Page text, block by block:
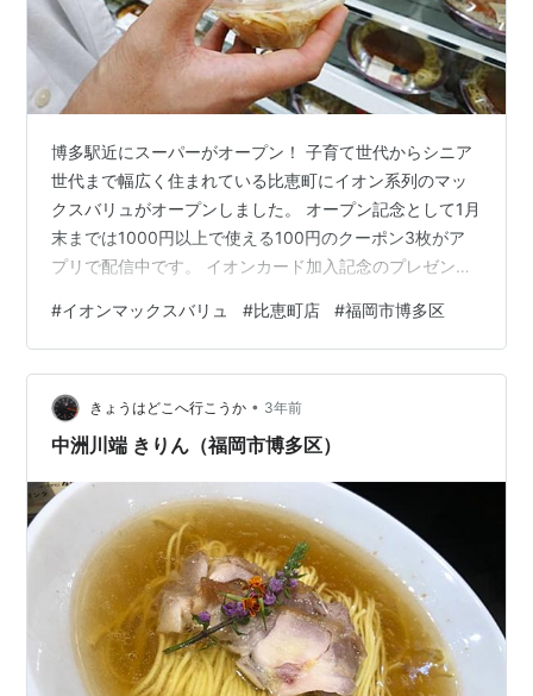
博多駅近にスーパーがオープン！ 子育て世代からシニア
世代まで幅広く住まれている比恵町にイオン系列のマッ
クスバリュがオープンしました。 オープン記念として1月
末までは1000円以上で使える100円のクーポン3枚がア
プリで配信中です。 イオンカード加入記念のプレゼント
バリュ比恵町店 福岡市博多区についに2023年12月14日
OPEN!お店の基本情報 店舗名 イオンマックスバリュ比恵
町店 オープン日 2023年12月14日 定休日 - 営業時間
7:00～24:00 場所 福岡市博多区比恵町9-30 ※Google
mapで開く 電話番号 092…
#イオンマックスバリュ #比恵町店 #福岡市博多区
きょうはどこへ行こうか • 3年前
中洲川端 きりん（福岡市博多区）